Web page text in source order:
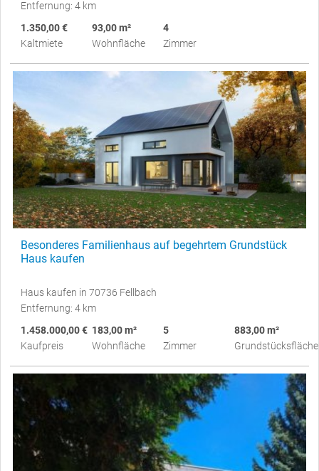
Entfernung: 4 km
1.350,00 €
Kaltmiete
93,00 m²
Wohnfläche
4
Zimmer
Besonderes Familienhaus auf begehrtem Grundstück
Haus kaufen
Haus kaufen in 70736 Fellbach
Entfernung: 4 km
1.458.000,00 €
Kaufpreis
183,00 m²
Wohnfläche
5
Zimmer
883,00 m²
Grundstücksfläche